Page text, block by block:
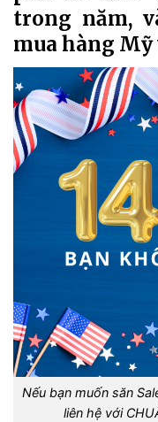
trong năm,
mua hàng
Nếu bạn muốn săn
liên hệ với